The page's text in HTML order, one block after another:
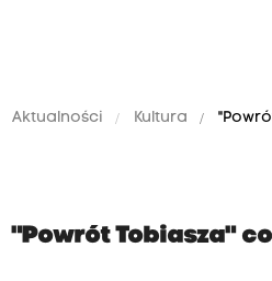
Aktualności Kultura
"Powrót Tobiasza"